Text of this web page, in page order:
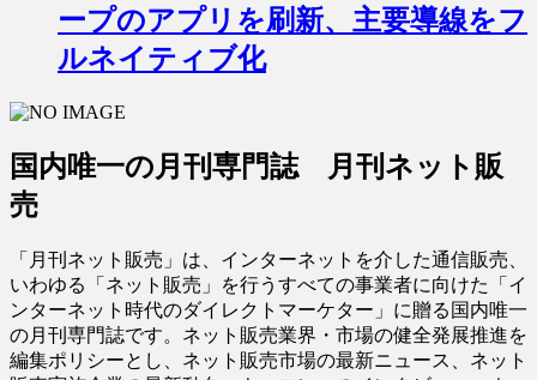
ープのアプリを刷新、主要導線をフ
ルネイティブ化
国内唯一の月刊専門誌 月刊ネット販
売
「月刊ネット販売」は、インターネットを介した通信販売、
いわゆる「ネット販売」を行うすべての事業者に向けた「イ
ンターネット時代のダイレクトマーケター」に贈る国内唯一
の月刊専門誌です。ネット販売業界・市場の健全発展推進を
編集ポリシーとし、ネット販売市場の最新ニュース、ネット